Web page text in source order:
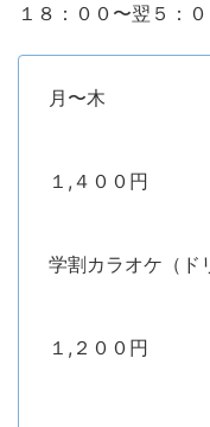
１８：００〜翌５：０
月〜木
１,４００円
学割カラオケ（ド
１,２００円